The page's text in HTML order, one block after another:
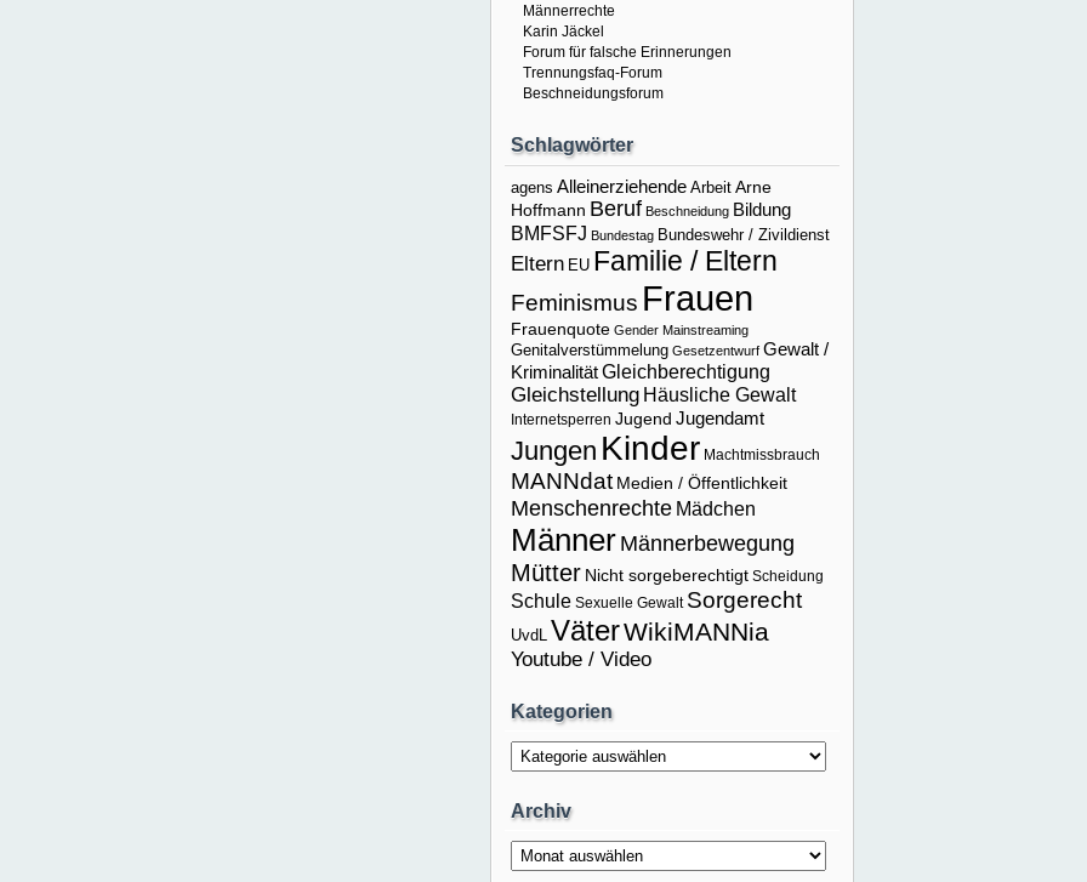
Männerrechte
Karin Jäckel
Forum für falsche Erinnerungen
Trennungsfaq-Forum
Beschneidungsforum
Schlagwörter
agens Alleinerziehende Arbeit Arne
Hoffmann Beruf Beschneidung Bildung
BMFSFJ Bundestag Bundeswehr / Zivildienst
Eltern EU Familie / Eltern
Feminismus Frauen
Frauenquote Gender Mainstreaming
Genitalverstümmelung Gesetzentwurf Gewalt /
KriminalitätGleichberechtigung
Gleichstellung Häusliche Gewalt
Internetsperren Jugend Jugendamt
Jungen Kinder Machtmissbrauch
MANNdat Medien / Öffentlichkeit
Menschenrechte Mädchen
Männer Männerbewegung
Mütter Nicht sorgeberechtigt Scheidung
Schule Sexuelle Gewalt Sorgerecht
UvdL VäterWikiMANNia
Youtube / Video
Kategorien
Kategorien
Archiv
Archiv